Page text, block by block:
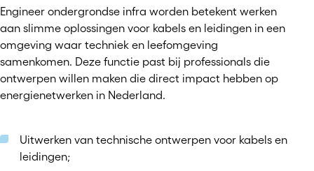
Engineer ondergrondse infra worden betekent werken
aan slimme oplossingen voor kabels en leidingen in een
omgeving waar techniek en leefomgeving
samenkomen. Deze functie past bij professionals die
ontwerpen willen maken die direct impact hebben op
energienetwerken in Nederland.
Uitwerken van technische ontwerpen voor kabels en
leidingen;